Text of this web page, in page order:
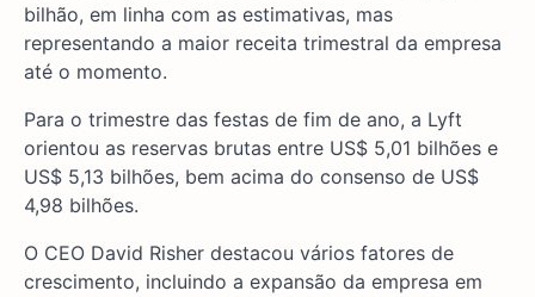
bilhão, em linha com as estimativas, mas
representando a maior receita trimestral da empresa
até o momento.
Para o trimestre das festas de fim de ano, a Lyft
orientou as reservas brutas entre US$ 5,01 bilhões e
US$ 5,13 bilhões, bem acima do consenso de US$
4,98 bilhões.
O CEO David Risher destacou vários fatores de
crescimento, incluindo a expansão da empresa em